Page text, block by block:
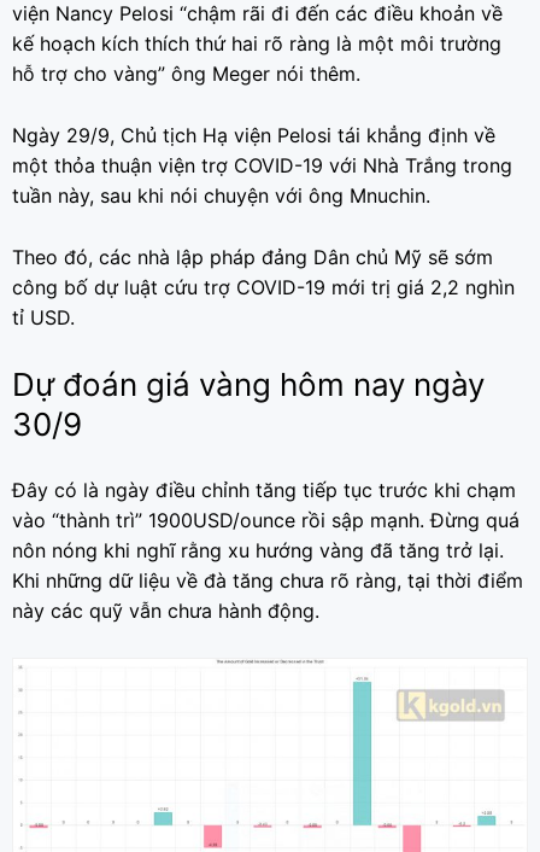
viện Nancy Pelosi “chậm rãi đi đến các điều khoản về
kế hoạch kích thích thứ hai rõ ràng là một môi trường
hỗ trợ cho vàng” ông Meger nói thêm.
Ngày 29/9, Chủ tịch Hạ viện Pelosi tái khẳng định về
một thỏa thuận viện trợ COVID-19 với Nhà Trắng trong
tuần này, sau khi nói chuyện với ông Mnuchin.
Theo đó, các nhà lập pháp đảng Dân chủ Mỹ sẽ sớm
công bố dự luật cứu trợ COVID-19 mới trị giá 2,2 nghìn
tỉ USD.
Dự đoán giá vàng hôm nay ngày
30/9
Đây có là ngày điều chỉnh tăng tiếp tục trước khi chạm
vào “thành trì” 1900USD/ounce rồi sập mạnh. Đừng quá
nôn nóng khi nghĩ rằng xu hướng vàng đã tăng trở lại.
Khi những dữ liệu về đà tăng chưa rõ ràng, tại thời điểm
này các quỹ vẫn chưa hành động.